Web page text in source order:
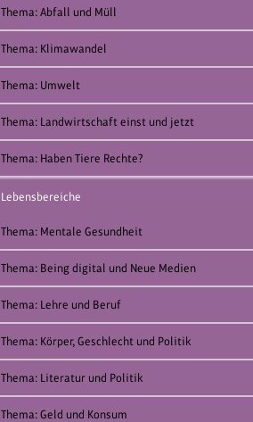
Thema: Abfall und Müll
Thema: Klimawandel
Thema: Umwelt
Thema: Landwirtschaft einst und jetzt
Thema: Haben Tiere Rechte?
Lebensbereiche
Thema: Mentale Gesundheit
Thema: Being digital und Neue Medien
Thema: Lehre und Beruf
Thema: Körper, Geschlecht und Politik
Thema: Literatur und Politik
Thema: Geld und Konsum